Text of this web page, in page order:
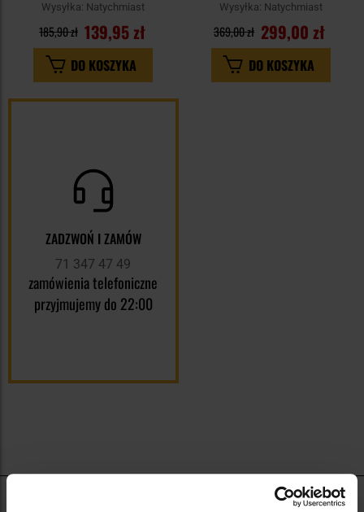
Wysyłka: Natychmiast
139,95 zł
185,90 zł
DO KOSZYKA
Wysyłka: Natychmiast
299,00 zł
369,00 zł
DO KOSZYKA
ZADZWOŃ I ZAMÓW
71 347 47 49
zamówienia telefoniczne
przyjmujemy do 22:00
Rower używany na co dzień wymaga czegoś więcej niż tylko